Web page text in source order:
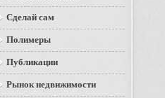
Сделай сам
Полимеры
Публикации
Рынок недвижимости